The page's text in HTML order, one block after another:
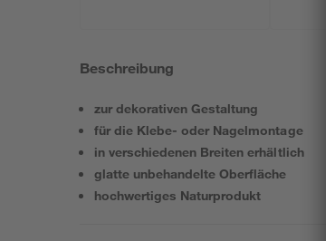
Beschreibung
zur dekorativen Gestaltung
für die Klebe- oder Nagelmontage
in verschiedenen Breiten erhältlich
glatte unbehandelte Oberfläche
hochwertiges Naturprodukt